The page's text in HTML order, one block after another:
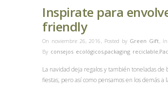
Inspirate para
friendly
On noviembre 26, 2016 , Posted by Green Gift, In
By consejos ecológicos,packaging reciclable,
La navidad deja regalos y también toneladas
fiestas, pero así como pensamos en los demás